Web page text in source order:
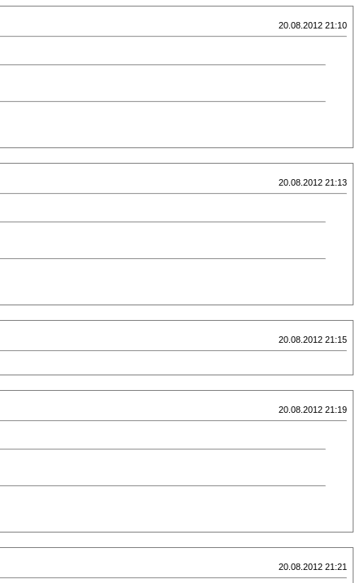
20.08.2012 21:10
20.08.2012 21:13
20.08.2012 21:15
20.08.2012 21:19
20.08.2012 21:21